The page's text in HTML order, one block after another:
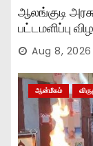
ஆலங்குடி
பட்டமளிப்பு
Aug 8, 2026
ஆன்மீகம்